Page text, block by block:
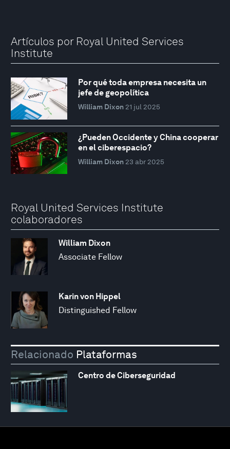
Artículos por Royal United Services
Institute
Por qué toda empresa necesita un
jefe de geopolítica
William Dixon 21 jul 2025
¿Pueden Occidente y China cooperar
en el ciberespacio?
William Dixon 23 abr 2025
Royal United Services Institute
colaboradores
William Dixon
Associate Fellow
Karin von Hippel
Distinguished Fellow
Relacionado Plataformas
Centro de Ciberseguridad